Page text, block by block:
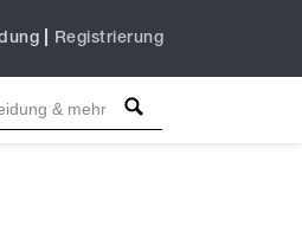
Registrierung